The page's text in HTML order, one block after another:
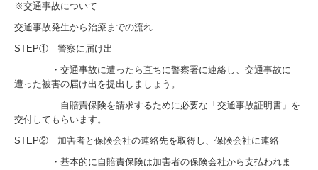
専門医
医師・スタッフ紹介
採用情報
※交通事故について
交通事故発生から治療までの流れ
STEP① 警察に届け出
・交通事故に遭ったら直ちに警察署に連絡し、交通事故に
遭った被害の届け出を提出しましょう。
自賠責保険を請求するために必要な「交通事故証明書」を
交付してもらいます。
STEP② 加害者と保険会社の連絡先を取得し、保険会社に連絡
・基本的に自賠責保険は加害者の保険会社から支払われま